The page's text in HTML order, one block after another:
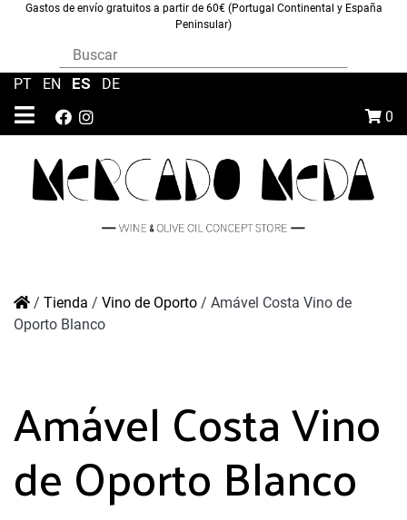
Gastos de envío gratuitos a partir de 60€ (Portugal Continental y España
Peninsular)
0
PT EN ES DE
/ Tienda / Vino de Oporto / Amável Costa Vino de
Oporto Blanco
Amável Costa Vino
de Oporto Blanco